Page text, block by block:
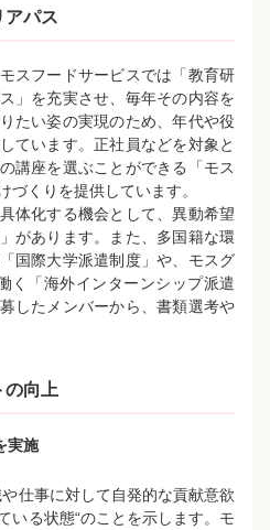
アパス
スフードサービスでは「教育研
」を充実させ、毎年その内容を
たい姿の実現のため、年代や役
ています。正社員などを対象と
講座を選ぶことができる「モス
づくりを提供しています。
体化する機会として、異動希望
があります。また、多国籍な環
国際大学派遣制度」や、モスグ
く「海外インターンシップ派遣
したメンバーから、書類選考や
の向上
実施
仕事に対して自発的な貢献意欲
いる状態“のことを示します。モ